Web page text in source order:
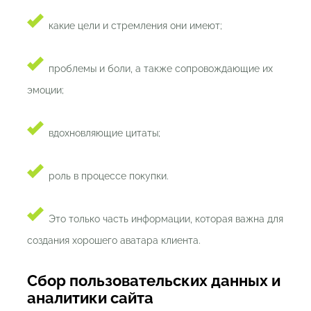
какие цели и стремления они имеют;
проблемы и боли, а также сопровождающие их
эмоции;
вдохновляющие цитаты;
роль в процессе покупки.
Это только часть информации, которая важна для
создания хорошего аватара клиента.
Сбор пользовательских данных и
аналитики сайта